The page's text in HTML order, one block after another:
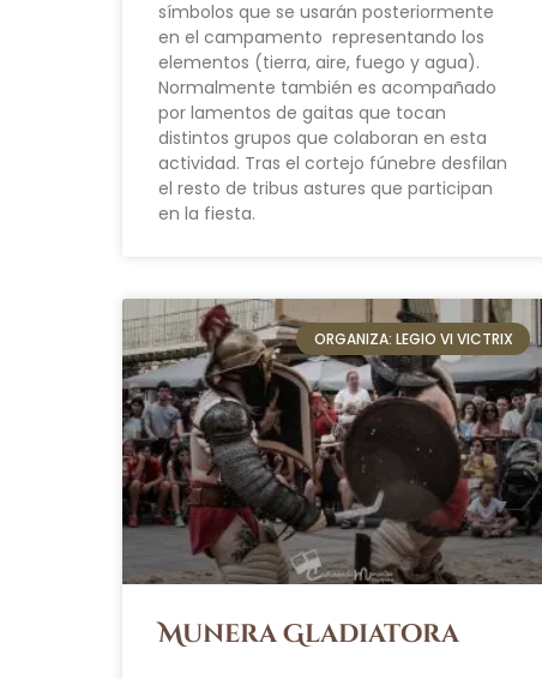
símbolos que se usarán posteriormente
en el campamento representando los
elementos (tierra, aire, fuego y agua).
Normalmente también es acompañado
por lamentos de gaitas que tocan
distintos grupos que colaboran en esta
actividad. Tras el cortejo fúnebre desfilan
el resto de tribus astures que participan
en la fiesta.
ORGANIZA: LEGIO VI VICTRIX
Munera Gladiatora